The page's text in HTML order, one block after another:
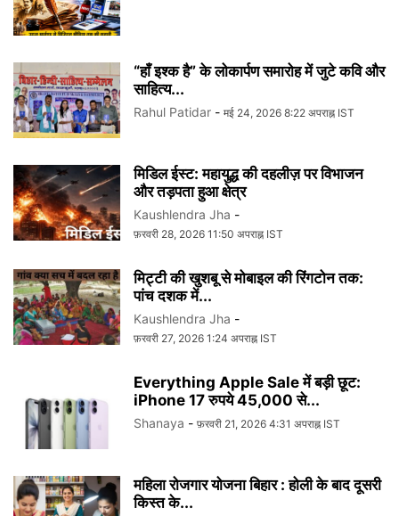
“हाँ इश्क है” के लोकार्पण समारोह में जुटे कवि और
साहित्य...
Rahul Patidar - मई 24, 2026 8:22 अपराह्न IST
मिडिल ईस्ट: महायुद्ध की दहलीज़ पर विभाजन
और तड़पता हुआ क्षेत्र
Kaushlendra Jha -
फ़रवरी 28, 2026 11:50 अपराह्न IST
मिट्टी की खुशबू से मोबाइल की रिंगटोन तक:
पांच दशक में...
Kaushlendra Jha -
फ़रवरी 27, 2026 1:24 अपराह्न IST
Everything Apple Sale में बड़ी छूट:
iPhone 17 रुपये 45,000 से...
Shanaya - फ़रवरी 21, 2026 4:31 अपराह्न IST
महिला रोजगार योजना बिहार : होली के बाद दूसरी
किस्त के...